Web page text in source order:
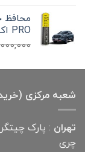
PRO اکسلنت (37 تکه) (اصلی وارداتی درجه یک)
شعبه مرکزی
تهران : پارک
چری